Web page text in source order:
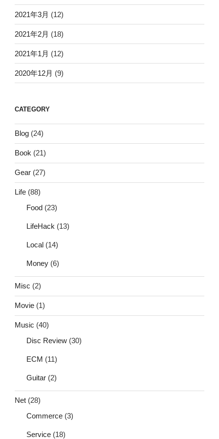
2021年3月 (12)
2021年2月 (18)
2021年1月 (12)
2020年12月 (9)
CATEGORY
Blog (24)
Book (21)
Gear (27)
Life (88)
Food (23)
LifeHack (13)
Local (14)
Money (6)
Misc (2)
Movie (1)
Music (40)
Disc Review (30)
ECM (11)
Guitar (2)
Net (28)
Commerce (3)
Service (18)